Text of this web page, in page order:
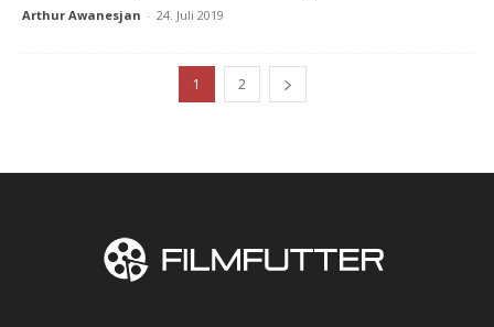
Arthur Awanesjan - 24. Juli 2019
1 2